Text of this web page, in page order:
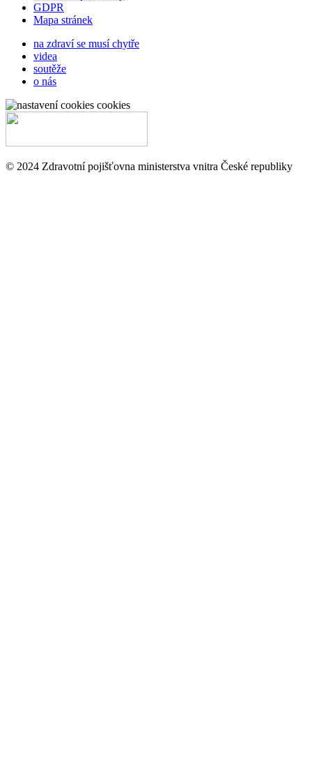
GDPR
Mapa stránek
na zdraví se musí chytře
videa
soutěže
o nás
cookies
© 2024 Zdravotní pojišťovna ministerstva vnitra České republiky